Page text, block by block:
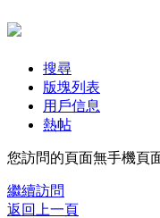
搜尋
版塊列表
用戶信息
熱帖
您訪問的頁面無手機頁
繼續訪問
返回上一頁